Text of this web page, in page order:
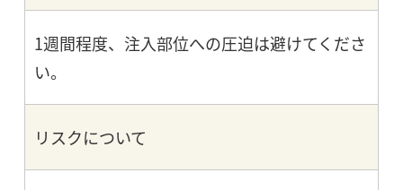
1週間程度、注入部位への圧迫は避けてくださ
い。
リスクについて